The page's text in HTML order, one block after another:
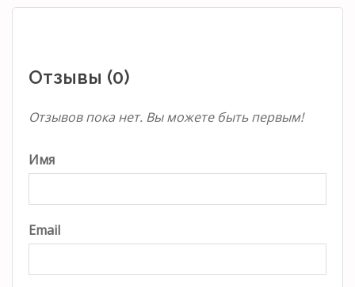
Отзывы (0)
Отзывов пока нет. Вы можете быть первым!
Имя
Email